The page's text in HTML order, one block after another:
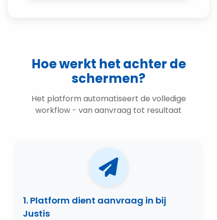
Hoe werkt het achter de
schermen?
Het platform automatiseert de volledige
workflow - van aanvraag tot resultaat
1. Platform dient aanvraag in bij
Justis